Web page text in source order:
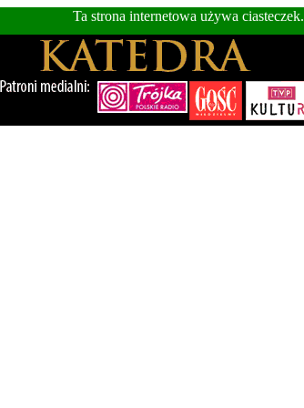
Ta strona internetowa używa ciasteczek.